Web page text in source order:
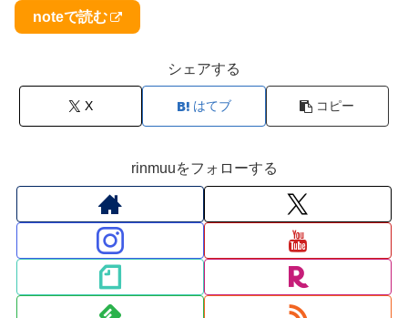
noteで読む
シェアする
X はてブ コピー
rinmuuをフォローする